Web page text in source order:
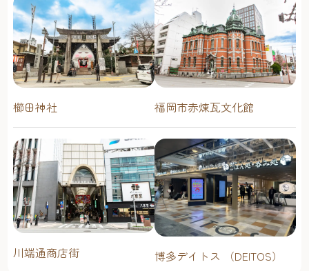
櫛田神社 福岡市赤煉瓦文化館
川端通商店街 博多デイトス （DEITOS）